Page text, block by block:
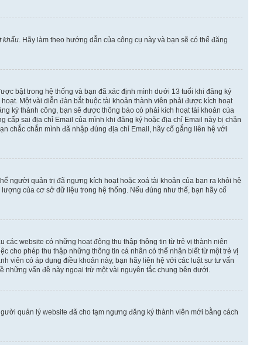
khẩu . Hãy làm theo hướng dẫn của công cụ này và bạn sẽ có thể đăng
bật trong hệ thống và bạn đã xác định mình dưới 13 tuổi khi đăng ký
Một vài diễn đàn bắt buộc tài khoản thành viên phải được kích hoạt
ký thành công, bạn sẽ được thông báo có phải kích hoạt tài khoản của
sai địa chỉ Email của mình khi đăng ký hoặc địa chỉ Email này bị chặn
chắc chắn mình đã nhập đúng địa chỉ Email, hãy cố gắng liên hệ với
người quản trị đã ngưng kích hoạt hoặc xoá tài khoản của bạn ra khỏi hệ
của cơ sở dữ liệu trong hệ thống. Nếu đúng như thế, bạn hãy cố
các website có những hoạt động thu thập thông tin từ trẻ vị thành niên
cho phép thu thập những thông tin cá nhân có thể nhận biết từ một trẻ vị
viên có áp dụng điều khoản này, bạn hãy liên hệ với các luật sư tư vấn
vấn đề này ngoại trừ một vài nguyên tắc chung bên dưới.
quản lý website đã cho tạm ngưng đăng ký thành viên mới bằng cách